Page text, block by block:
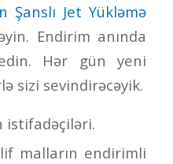
Şanslı Jet Yükləmə
Endirim anında
Hər gün yeni
sizi sevindirəcəyik.
istifadəçiləri.
malların endirimli